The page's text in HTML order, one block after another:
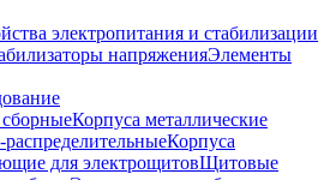
электропитания и стабилизации
напряженияЭлементы
Корпуса металлические
Корпуса
для электрощитовЩитовые